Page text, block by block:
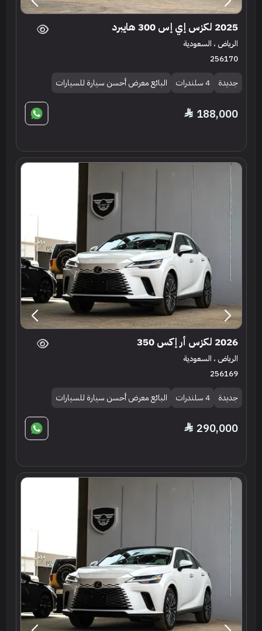
2025 لكزس إي إس 300 هايبرد
الرياض ، السعودية
256170
جديدة 4 سلندرات البائع معرض أحسن سيارة للسيارات
188,000
2026 لكزس أر إكس 350
الرياض ، السعودية
256169
جديدة 4 سلندرات البائع معرض أحسن سيارة للسيارات
290,000